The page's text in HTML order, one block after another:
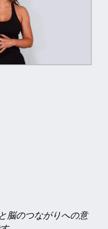
脳のつながりへの意